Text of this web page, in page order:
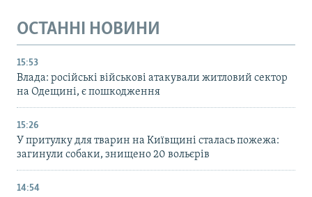
ОСТАННІ НОВИНИ
15:53
Влада: російські військові атакували житловий сектор
на Одещині, є пошкодження
15:26
У притулку для тварин на Київщині сталась пожежа:
загинули собаки, знищено 20 вольєрів
14:54